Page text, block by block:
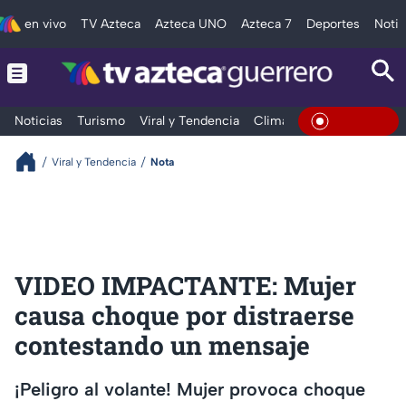
en vivo TV Azteca Azteca UNO Azteca 7 Deportes
Noticias Turismo Viral y Tendencia Clima Deportes
Viral y Tendencia Nota
VIDEO IMPACTANTE: Mujer
causa choque por distraerse
contestando un mensaje
¡Peligro al volante! Mujer provoca choque